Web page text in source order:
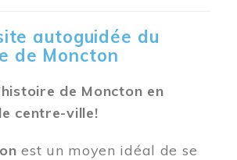
autoguidée du
de Moncton
de Moncton en
centre-ville!
est un moyen idéal de se